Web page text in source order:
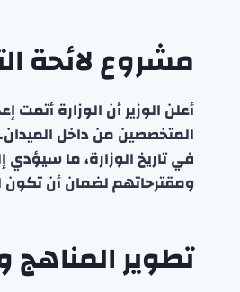
مشروع لائحة
أعلن الوزير أن الوزارة
المتخصصين من داخل
في تاريخ الوزارة، ما
ومقترحاتهم لضمان أن تكون
تطوير المناهج